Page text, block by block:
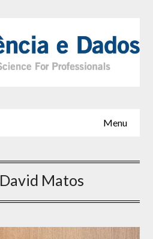
Menu
David Matos